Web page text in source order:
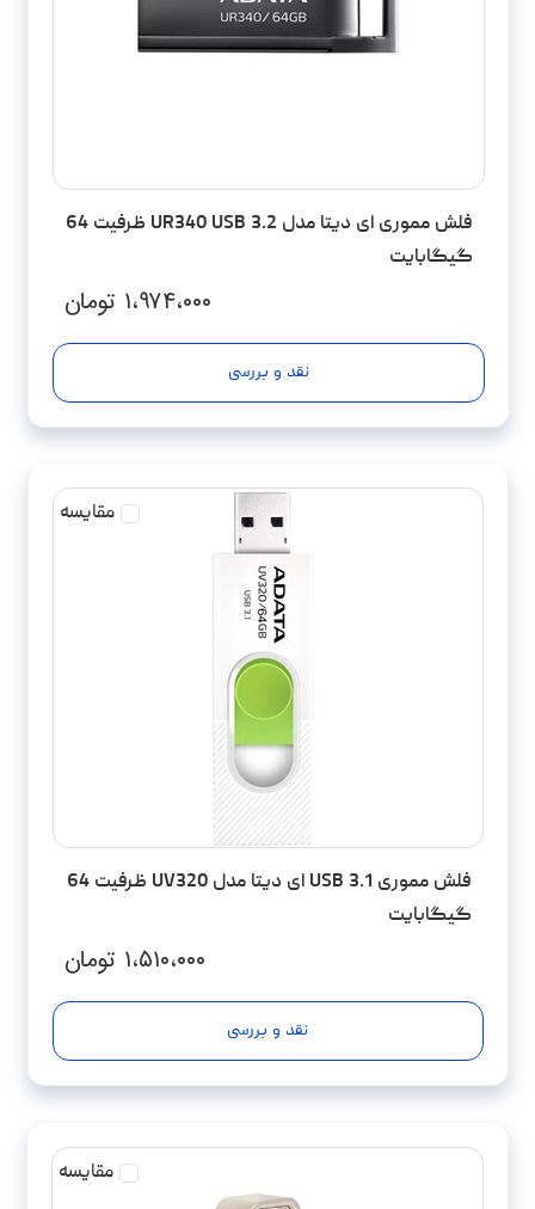
فلش مموری ای دیتا مدل UR340 USB 3.2 ظرفیت 64
گیگابایت
۱،۹۷۴،۰۰۰ تومان
نقد و بررسی
مقایسه
فلش مموری USB 3.1 ای دیتا مدل UV320 ظرفیت 64
گیگابایت
۱،۵۱۰،۰۰۰ تومان
نقد و بررسی
مقایسه